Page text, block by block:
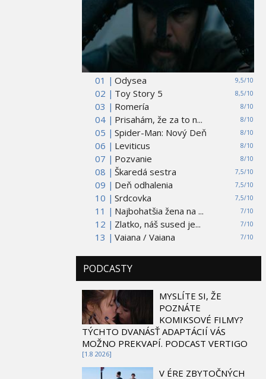
01 | 9,5/10
Odysea
02 |
8,5/10
Toy Story 5
03 |
8/10
Romería
04 |
8/10
Prisahám, že za to n...
05 |
8/10
Spider-Man: Nový Deň
06 |
8/10
Leviticus
07 |
8/10
Pozvanie
08 |
7,5/10
Škaredá sestra
09 |
7,5/10
Deň odhalenia
10 |
7,5/10
Srdcovka
11 |
7/10
Najbohatšia žena na ...
12 |
7/10
Zlatko, náš sused je...
13 |
7/10
Vaiana / Vaiana
PODCASTY
MYSLÍTE SI, ŽE
POZNÁTE
KOMIKSOVÉ FILMY?
TÝCHTO DVANÁSŤ ADAPTÁCIÍ VÁS
MOŽNO PREKVAPÍ. PODCAST VERTIGO
[1.8 2026]
V ÉRE ZBYTOČNÝCH